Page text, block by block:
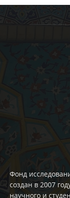
Фонд
создан в 2007
научного и